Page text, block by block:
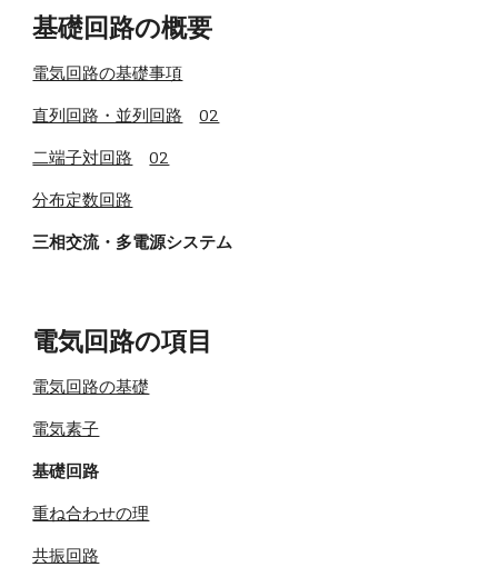
基礎回路の概要
電気回路の基礎事項
直列回路・並列回路 02
二端子対回路 02
分布定数回路
三相交流・多電源システム
電気回路の項目
電気回路の基礎
電気素子
基礎回路
重ね合わせの理
共振回路